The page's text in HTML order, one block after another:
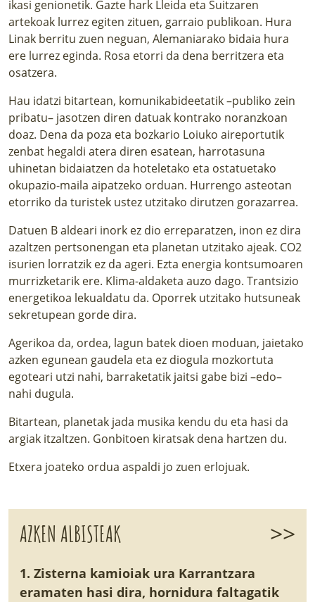
ikasi genionetik. Gazte hark Lleida eta Suitzaren
artekoak lurrez egiten zituen, garraio publikoan. Hura
Linak berritu zuen neguan, Alemaniarako bidaia hura
ere lurrez eginda. Rosa etorri da dena berritzera eta
osatzera.
Hau idatzi bitartean, komunikabideetatik –publiko zein
pribatu– jasotzen diren datuak kontrako noranzkoan
doaz. Dena da poza eta bozkario Loiuko aireportutik
zenbat hegaldi atera diren esatean, harrotasuna
uhinetan bidaiatzen da hoteletako eta ostatuetako
okupazio-maila aipatzeko orduan. Hurrengo asteotan
etorriko da turistek ustez utzitako dirutzen gorazarrea.
Datuen B aldeari inork ez dio erreparatzen, inon ez dira
azaltzen pertsonengan eta planetan utzitako ajeak. CO2
isurien lorratzik ez da ageri. Ezta energia kontsumoaren
murrizketarik ere. Klima-aldaketa auzo dago. Trantsizio
energetikoa lekualdatu da. Oporrek utzitako hutsuneak
sekretupean gorde dira.
Agerikoa da, ordea, lagun batek dioen moduan, jaietako
azken egunean gaudela eta ez diogula mozkortuta
egoteari utzi nahi, barraketatik jaitsi gabe bizi –edo–
nahi dugula.
Bitartean, planetak jada musika kendu du eta hasi da
argiak itzaltzen. Gonbitoen kiratsak dena hartzen du.
Etxera joateko ordua aspaldi jo zuen erlojuak.
AZKEN ALBISTEAK >>
1. Zisterna kamioiak ura Karrantzara
eramaten hasi dira, hornidura faltagatik